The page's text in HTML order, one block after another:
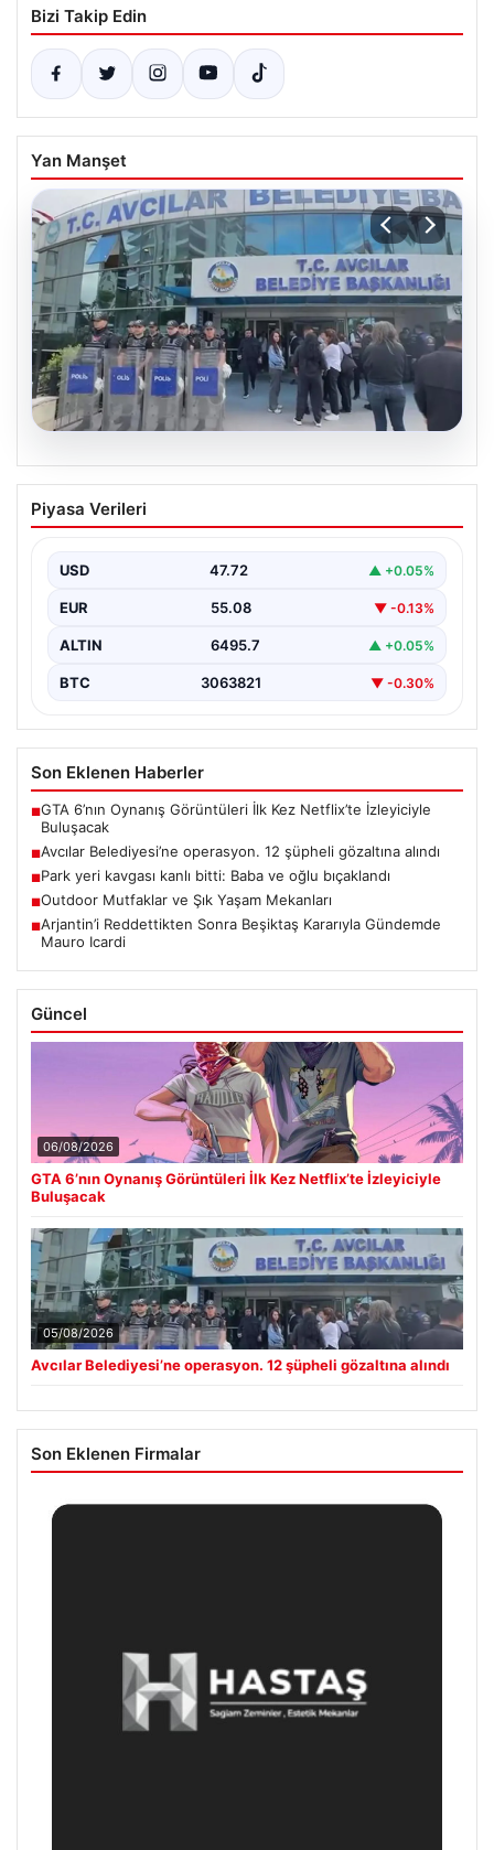
Bizi Takip Edin
Yan Manşet
05.08.2026
Avcılar Belediyesi’ne operasyon. 12
şüpheli gözaltına alındı
12 Şüpheli Gözaltına Alındı", "content": "İstanbul'un
önemli ilçelerinden Avcılar'da…
Piyasa Verileri
USD 47.72 ▲ +0.05%
EUR 55.08 ▼ -0.13%
ALTIN 6495.7 ▲ +0.05%
BTC 3063821 ▼ -0.30%
Son Eklenen Haberler
■GTA 6’nın Oynanış Görüntüleri İlk Kez Netflix’te İzleyiciyle
Buluşacak
■Avcılar Belediyesi’ne operasyon. 12 şüpheli gözaltına alındı
■Park yeri kavgası kanlı bitti: Baba ve oğlu bıçaklandı
■Outdoor Mutfaklar ve Şık Yaşam Mekanları
■Arjantin’i Reddettikten Sonra Beşiktaş Kararıyla Gündemde
Mauro Icardi
Güncel
06/08/2026
GTA 6’nın Oynanış Görüntüleri İlk Kez Netflix’te İzleyiciyle
Buluşacak
05/08/2026
Avcılar Belediyesi’ne operasyon. 12 şüpheli gözaltına alındı
Son Eklenen Firmalar